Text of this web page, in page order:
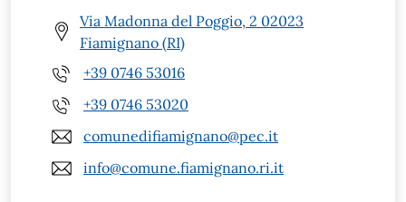
Via Madonna del Poggio, 2 02023
Fiamignano (RI)
+39 0746 53016
+39 0746 53020
comunedifiamignano@pec.it
info@comune.fiamignano.ri.it